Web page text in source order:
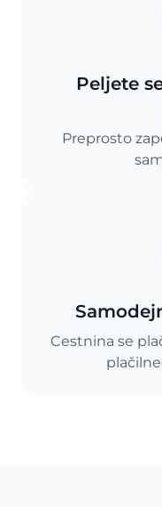
Peljete
Preprosto
Cestnina se